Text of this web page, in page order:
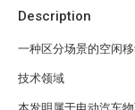
Description
一种区分场景的空闲
技术领域